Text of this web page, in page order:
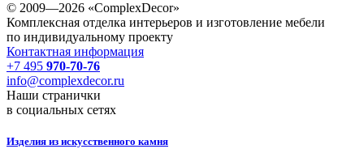
© 2009—2026 «ComplexDecor»
Комплексная отделка интерьеров и изготовление мебели
по индивидуальному проекту
Контактная информация
+7 495 970-70-76
info@complexdecor.ru
Наши странички
в социальных сетях
Изделия из искусственного камня